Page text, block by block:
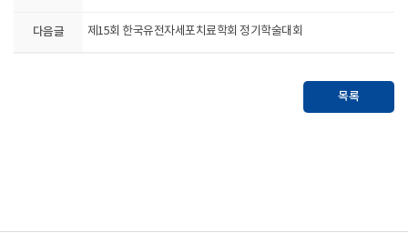
다음글 제15회 한국유전자세포치료학회 정기학술대회
목록